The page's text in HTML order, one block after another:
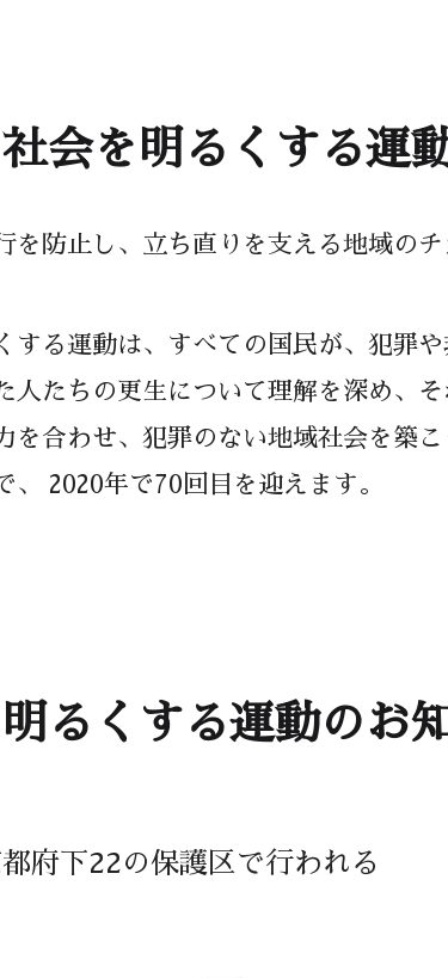
会を明るくする運
を防止し、立ち直りを支える地域のチ
する運動は、すべての国民が、犯罪
人たちの更生について理解を深め、
を合わせ、犯罪のない地域社会を築
、 2020年で70回目を迎えます。
るくする運動のお
府下22の保護区で行われる